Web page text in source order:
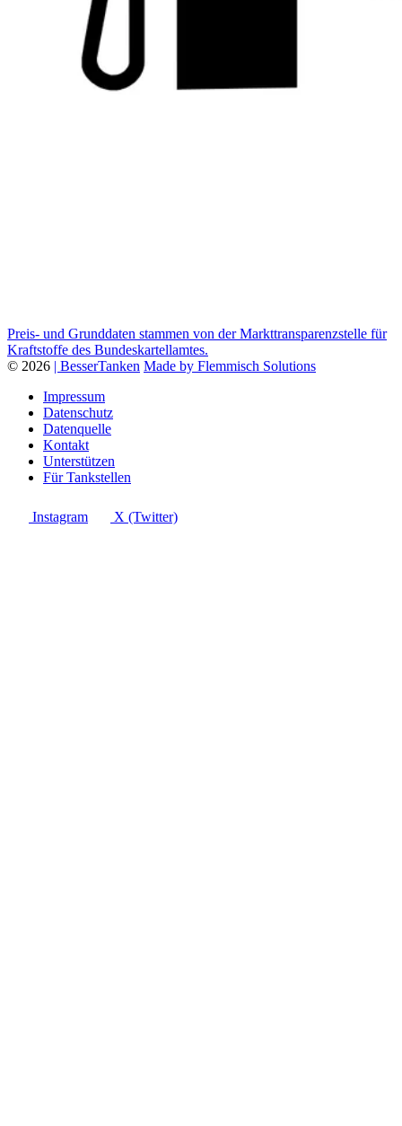
Preis- und Grunddaten stammen von der Markttransparenzstelle für
Kraftstoffe des Bundeskartellamtes.
© 2026 | BesserTanken Made by Flemmisch Solutions
Impressum
Datenschutz
Datenquelle
Kontakt
Unterstützen
Für Tankstellen
Instagram X (Twitter)